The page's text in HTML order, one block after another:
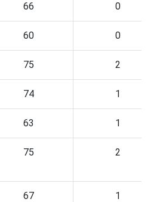
66 0
60 0
75 2
74 1
63 1
75 2
67 1